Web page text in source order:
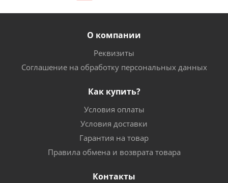
О компании
Реквизиты
Соглашение на обработку персональных данных
Как купить?
Условия оплаты
Условия доставки
Гарантия на товар
Правила обмена и возврата товара
Контакты